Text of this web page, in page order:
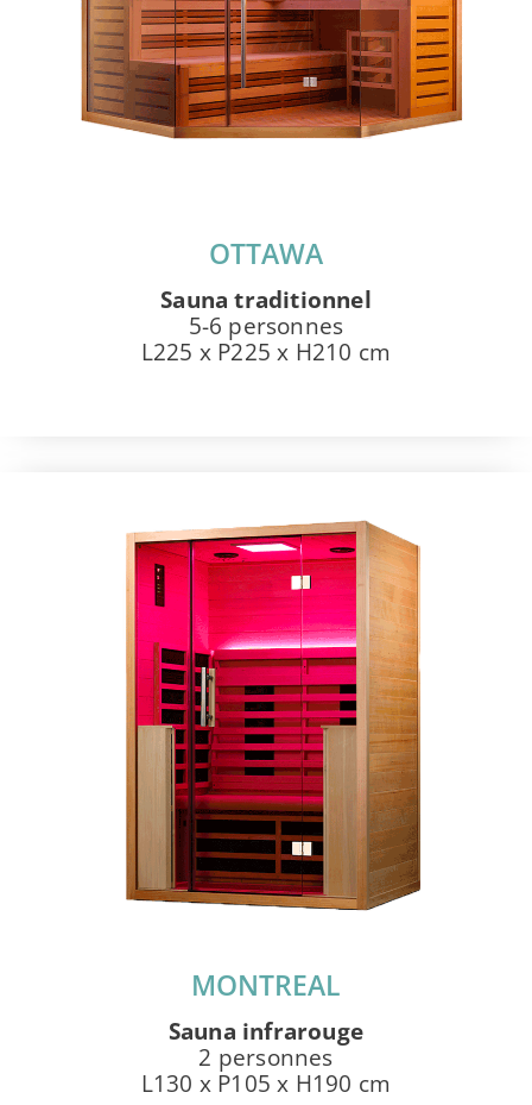
OTTAWA
Sauna traditionnel
5-6 personnes
L225 x P225 x H210 cm
MONTREAL
Sauna infrarouge
2 personnes
L130 x P105 x H190 cm